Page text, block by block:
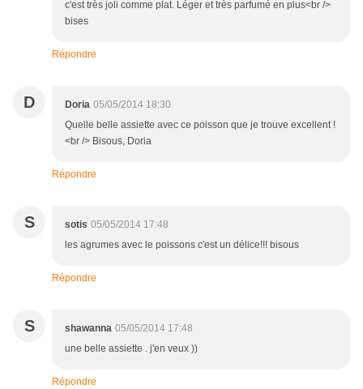
c'est très joli comme plat. Léger et très parfumé en plus<br />
bises
Répondre
D Doria 05/05/2014 18:30
Quelle belle assiette avec ce poisson que je trouve excellent !
<br /> Bisous, Doria
Répondre
S sotis 05/05/2014 17:48
les agrumes avec le poissons c'est un délice!!! bisous
Répondre
S shawanna 05/05/2014 17:48
une belle assiette . j'en veux ))
Répondre